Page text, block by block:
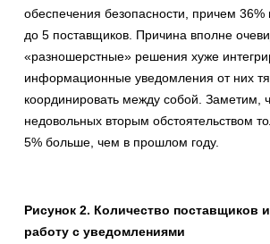
обеспечения безопасности, причем 36%
до 5 поставщиков. Причина вполне
«разношерстные» решения хуже
информационные уведомления от них
координировать между собой. Заметим,
недовольных вторым обстоятельством
5% больше, чем в прошлом году.
Рисунок 2. Количество поставщиков
работу с уведомлениями